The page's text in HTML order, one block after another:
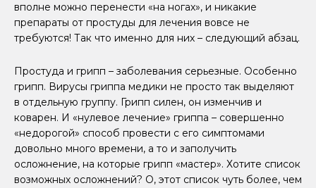
вполне можно перенести «на ногах», и никакие
препараты от простуды для лечения вовсе не
требуются! Так что именно для них – следующий абзац.
Простуда и грипп – заболевания серьезные. Особенно
грипп. Вирусы гриппа медики не просто так выделяют
в отдельную группу. Грипп силен, он изменчив и
коварен. И «нулевое лечение» гриппа – совершенно
«недорогой» способ провести с его симптомами
довольно много времени, а то и заполучить
осложнение, на которые грипп «мастер». Хотите список
возможных осложнений? О, этот список чуть более, чем